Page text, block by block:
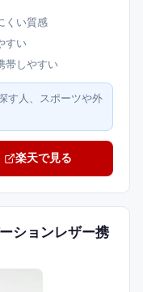
くい質感
すい
帯しやすい
す人、スポーツや外
楽天で見る
ションレザー携